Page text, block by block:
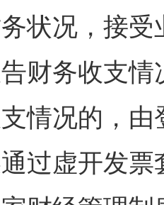
状况，接
财务收支
情况的，
过虚开发